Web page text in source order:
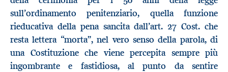
sull’ordinamento penitenziario, quella funzione
rieducativa della pena sancita dall’art. 27 Cost. che
resta lettera “morta”, nel vero senso della parola, di
una Costituzione che viene percepita sempre più
ingombrante e fastidiosa, al punto da sentire